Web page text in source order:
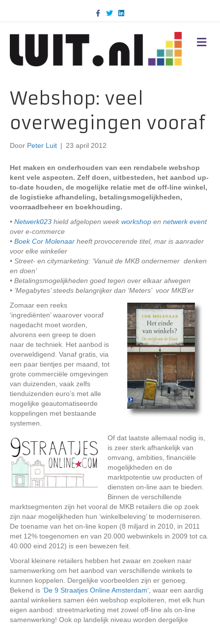
c
k
T
w
i
n
d
M
E
Webshop: veel
overwegingen vooraf
Door Peter Luit | 23 april 2012
Het maken en onderhouden van een rendabele webshop
kent vele aspecten. Zelf doen, uitbesteden, het aanbod up-
to-date houden, de mogelijke relatie met de off-line winkel,
de logistieke afhandeling, betalingsmogelijkheden,
voorraadbeheer en boekhouding.
• Netwerk023 hield afgelopen week workshop en netwerk event
over e-commerce
• Boek Cor Molenaar heeft provocerende titel, mar is aanrader
voor elke winkelier
• Street- en citymarketing: ‘Vanuit de MKB ondernemer denken
en doen’
• Betalingsmogelijkheden goed tegen over elkaar afwegen
• ‘Megabytes’ steeds belangrijker dan ‘Meters’ voor MKB’er
Zomaar een reeks
‘ingrediënten’ waarover vooraf
nagedacht moet worden,
alvorens een greep te doen
naar de techniek. Het aanbod is
overweldigend. Vanaf gratis, via
een paar tientjes per maand, tot
grote commerciële omgevingen
van duizenden, vaak zelfs
tienduizenden euro’s met alle
mogelijke geautomatiseerde
koppelingen met bestaande
systemen.
Of dat laatste allemaal nodig is,
is zeer sterk afhankelijk van
omvang, ambities, financiële
mogelijkheden en de
marktpotentie uw producten of
diensten on-line aan te bieden.
Binnen de verschillende
marktsegmenten zijn het vooral de MKB retailers die op zoek
zijn naar mogelijkheden hun ‘winkelbeleving’ te moderniseren.
De toename van het on-line kopen (8 miljard in 2010, in 2011
met 12% toegenomen en van 20.000 webwinkels in 2009 tot ca.
40.000 eind 2012) is een bewezen feit.
Vooral kleinere retailers hebben het zwaar en zoeken naar
samenwerking om het aanbod van verschillende winkels te
kunnen koppelen. Dergelijke voorbeelden zijn er genoeg.
Bekend is ‘De 9 Straatjes Online Amsterdam‘, waar een aardig
aantal winkeliers samen één webshop exploiteren, met elk hun
eigen aanbod: streetmarketing met zowel off-line als on-line
samenwerking! Ook op landelijk niveau worden dergelijke